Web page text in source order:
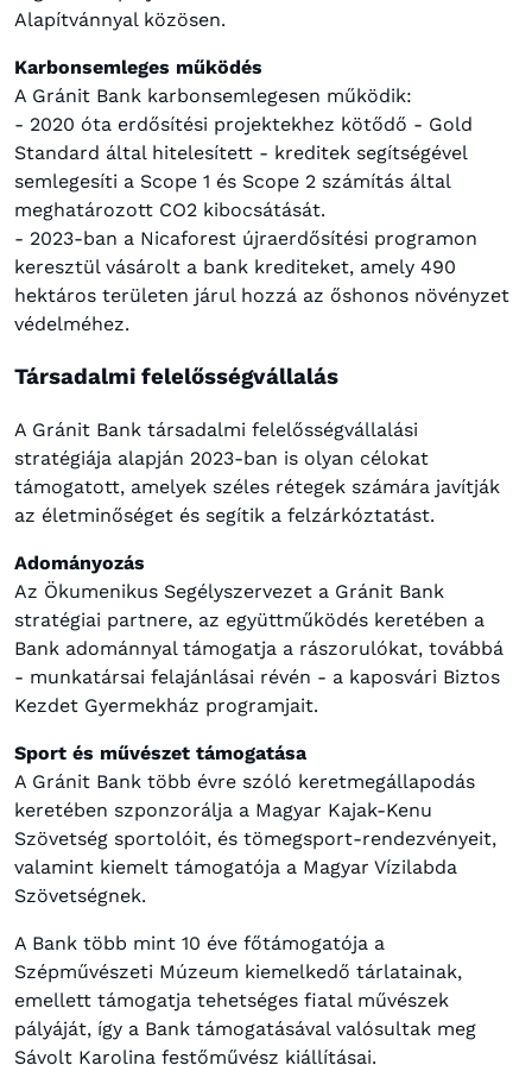
Alapítvánnyal közösen.
Karbonsemleges működés
A Gránit Bank karbonsemlegesen működik:
- 2020 óta erdősítési projektekhez kötődő - Gold
Standard által hitelesített - kreditek segítségével
semlegesíti a Scope 1 és Scope 2 számítás által
meghatározott CO2 kibocsátását.
- 2023-ban a Nicaforest újraerdősítési programon
keresztül vásárolt a bank krediteket, amely 490
hektáros területen járul hozzá az őshonos növényzet
védelméhez.
Társadalmi felelősségvállalás
A Gránit Bank társadalmi felelősségvállalási
stratégiája alapján 2023-ban is olyan célokat
támogatott, amelyek széles rétegek számára javítják
az életminőséget és segítik a felzárkóztatást.
Adományozás
Az Ökumenikus Segélyszervezet a Gránit Bank
stratégiai partnere, az együttműködés keretében a
Bank adománnyal támogatja a rászorulókat, továbbá
- munkatársai felajánlásai révén - a kaposvári Biztos
Kezdet Gyermekház programjait.
Sport és művészet támogatása
A Gránit Bank több évre szóló keretmegállapodás
keretében szponzorálja a Magyar Kajak-Kenu
Szövetség sportolóit, és tömegsport-rendezvényeit,
valamint kiemelt támogatója a Magyar Vízilabda
Szövetségnek.
A Bank több mint 10 éve főtámogatója a
Szépművészeti Múzeum kiemelkedő tárlatainak,
emellett támogatja tehetséges fiatal művészek
pályáját, így a Bank támogatásával valósultak meg
Sávolt Karolina festőművész kiállításai.